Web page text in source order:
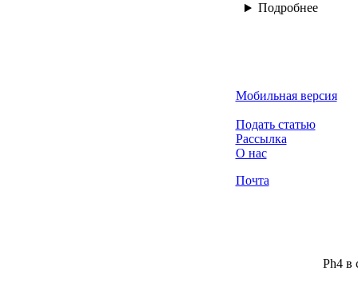
Подробнее
Мобильная версия
Подать статью
Рассылка
О нас
Почта
Ph4 в